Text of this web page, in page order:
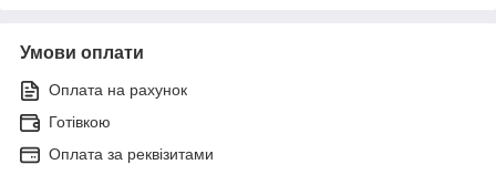
Умови оплати
Оплата на рахунок
Готівкою
Оплата за реквізитами